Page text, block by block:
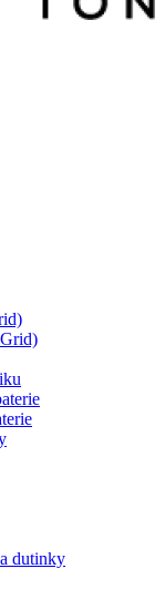
dutinky